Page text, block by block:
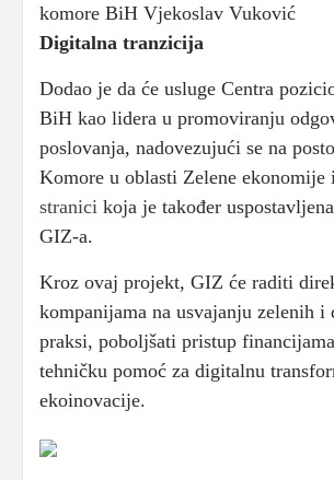
komore BiH Vjekoslav Vuković
Digitalna tranzicija
Dodao je da će usluge Centra
BiH kao lidera u promoviranju
poslovanja, nadovezujući se na
Komore u oblasti Zelene ekonomije
stranici koja je također
GIZ-a.
Kroz ovaj projekt, GIZ će raditi
kompanijama na usvajanju zelenih i
praksi, poboljšati pristup
tehničku pomoć za digitalnu
ekoinovacije.